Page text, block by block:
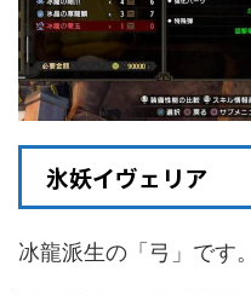
氷妖イヴェリア
冰龍派生の「弓」です。